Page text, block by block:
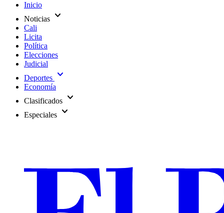
Inicio
Noticias expand_more
Cali
Licita
Política
Elecciones
Judicial
Deportes expand_more
Economía
Clasificados expand_more
Especiales expand_more